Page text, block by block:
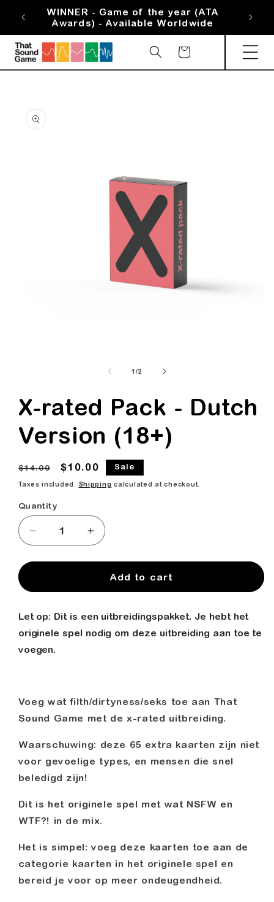
Skip to
content
WINNER - Game of the year (ATA
Awards) - Available Worldwide
Cart
product
information
1/of
2
X-rated Pack - Dutch
Version (18+)
Regular
price
$14.00
Sale
price
$10.00 Sale
Taxes included. Shipping calculated at checkout.
Quantity
Decrease
quantity
for
rated
-
Dutch
(18+)
Increase
quantity
for
rated
-
Dutch
Add to cart
Let op: Dit is een uitbreidingspakket. Je hebt het
originele spel nodig om deze uitbreiding aan toe te
voegen.
Voeg wat filth/dirtyness/seks toe aan That
Sound Game met de x-rated uitbreiding.
Waarschuwing: deze 65 extra kaarten zijn niet
voor gevoelige types, en mensen die snel
beledigd zijn!
Dit is het originele spel met wat NSFW en
WTF?! in de mix.
Het is simpel: voeg deze kaarten toe aan de
categorie kaarten in het originele spel en
bereid je voor op meer ondeugendheid.